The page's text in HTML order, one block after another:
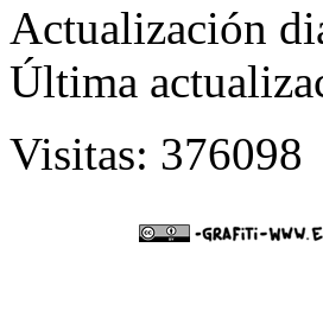
Actualización
Última
Visitas: 376098